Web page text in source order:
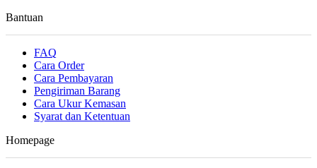
Bantuan
FAQ
Cara Order
Cara Pembayaran
Pengiriman Barang
Cara Ukur Kemasan
Syarat dan Ketentuan
Homepage